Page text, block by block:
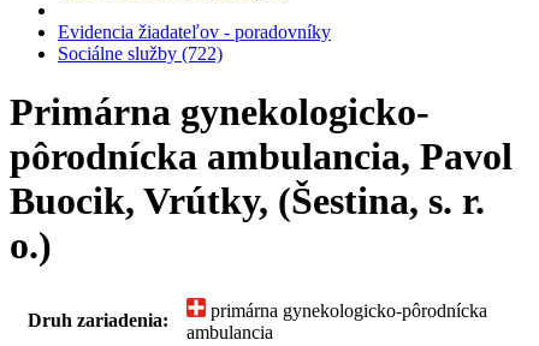
Evidencia žiadateľov - poradovníky
Sociálne služby (722)
Primárna gynekologicko-
pôrodnícka ambulancia, Pavol
Buocik, Vrútky, (Šestina, s. r.
o.)
Druh zariadenia:
primárna gynekologicko-pôrodnícka
ambulancia